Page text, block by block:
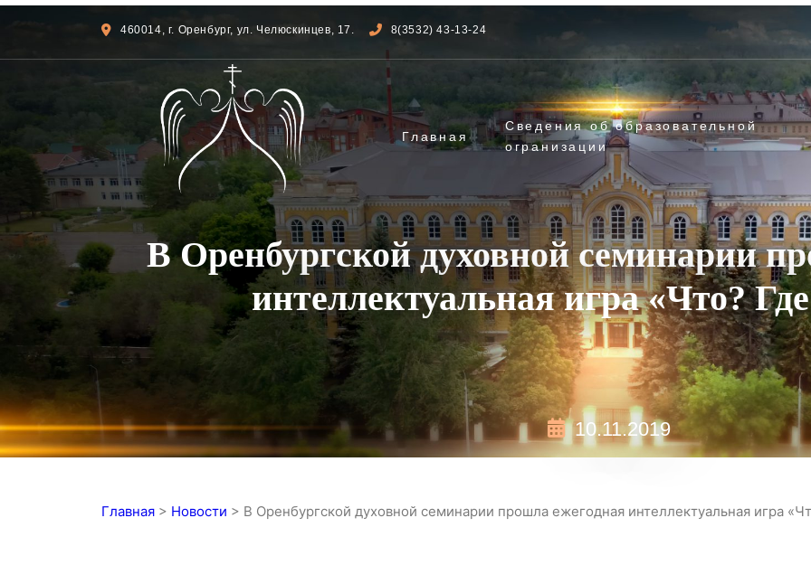
460014, г. Оренбург, ул. Челюскинцев, 17. 8(3532) 43-13-24
Главная
Сведения об образовательной
огранизации
В Оренбургской духовной семинарии
интеллектуальная игра «Что?
10.11.2019
Главная > Новости > В Оренбургской духовной семинарии прошла ежегодная интеллектуальная игра